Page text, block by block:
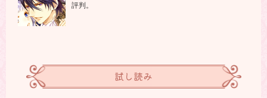
評判。
試し読み